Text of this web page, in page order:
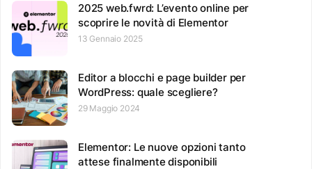
2025 web.fwrd: L’evento online per
scoprire le novità di Elementor
13 Gennaio 2025
Editor a blocchi e page builder per
WordPress: quale scegliere?
29 Maggio 2024
Elementor: Le nuove opzioni tanto
attese finalmente disponibili